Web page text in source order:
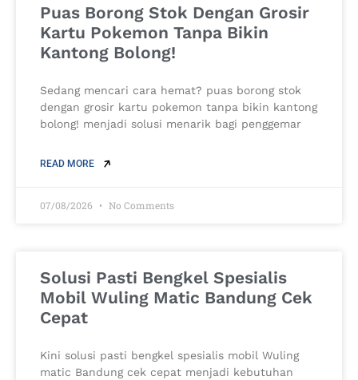
Puas Borong Stok Dengan Grosir
Kartu Pokemon Tanpa Bikin
Kantong Bolong!
Sedang mencari cara hemat? puas borong stok
dengan grosir kartu pokemon tanpa bikin kantong
bolong! menjadi solusi menarik bagi penggemar
READ MORE
07/08/2026 No Comments
Solusi Pasti Bengkel Spesialis
Mobil Wuling Matic Bandung Cek
Cepat
Kini solusi pasti bengkel spesialis mobil Wuling
matic Bandung cek cepat menjadi kebutuhan